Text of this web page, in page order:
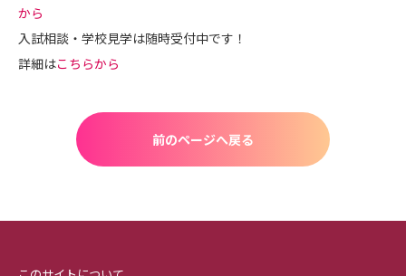
から
入試相談・学校見学は随時受付中です！
詳細はこちらから
前のページへ戻る